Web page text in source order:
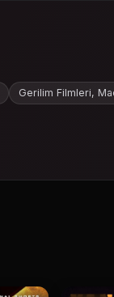
Gerilim Filmleri,